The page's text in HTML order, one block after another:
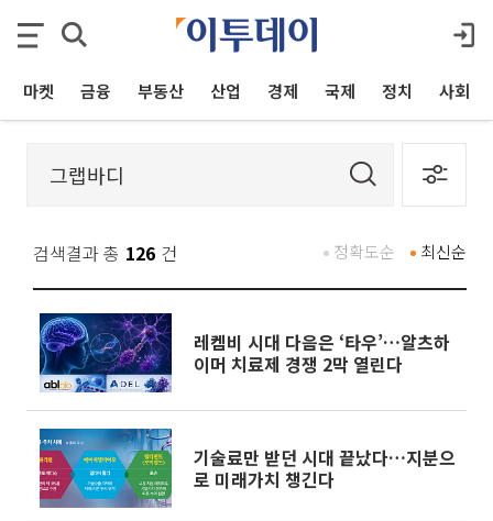
마켓 금융 부동산 산업 경제 국제 정치 사회
검색결과 총 126 건 최신순
정확도순
레켐비 시대 다음은 ‘타우’…알츠하
이머 치료제 경쟁 2막 열린다
기술료만 받던 시대 끝났다…지분으
로 미래가치 챙긴다